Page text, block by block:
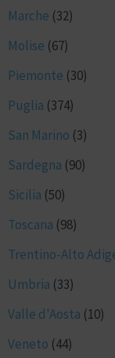
Marche (32)
Molise (67)
Piemonte (30)
Puglia (374)
San Marino (3)
Sardegna (90)
Sicilia (50)
Toscana (98)
Trentino-Alto
Umbria (33)
Valle d'Aosta (10)
Veneto (44)